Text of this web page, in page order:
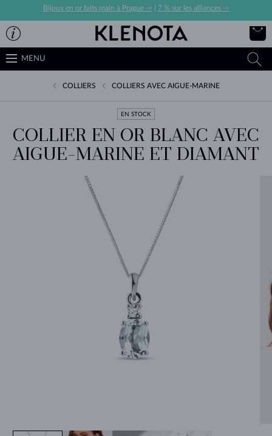
Bijoux en or faits main à Prague -> 7 % sur les alliances ->
MENU
COLLIERS COLLIERS AVEC AIGUE-MARINE
EN STOCK
COLLIER EN OR BLANC AVEC
AIGUE-MARINE ET DIAMANT